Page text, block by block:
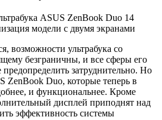
возможности ультрабука со
безграничны, и все сферы его
затруднительно. Но
ZenBook Duo, которые теперь в
и функциональнее. Кроме
дисплей приподнят над
эффективность системы